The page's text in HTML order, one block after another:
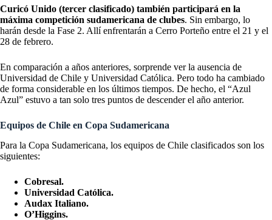
Curicó Unido (tercer clasificado) también participará en la
máxima competición sudamericana de clubes. Sin embargo, lo
harán desde la Fase 2. Allí enfrentarán a Cerro Porteño entre el 21 y el
28 de febrero.
En comparación a años anteriores, sorprende ver la ausencia de
Universidad de Chile y Universidad Católica. Pero todo ha cambiado
de forma considerable en los últimos tiempos. De hecho, el “Azul
Azul” estuvo a tan solo tres puntos de descender el año anterior.
Equipos de Chile en Copa Sudamericana
Para la Copa Sudamericana, los equipos de Chile clasificados son los
siguientes:
Cobresal.
Universidad Católica.
Audax Italiano.
O’Higgins.